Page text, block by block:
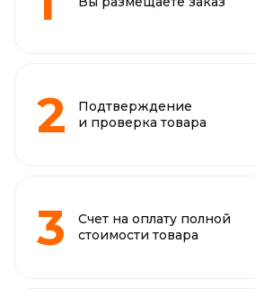
Подтверждение
и проверка товара
Счет на оплату полной
стоимости товара